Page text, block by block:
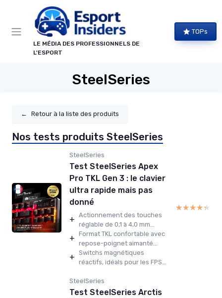
LE MÉDIA DES PROFESSIONNELS DE
L'ESPORT
TOPs
SteelSeries
← Retour à la liste des produits
Nos tests produits SteelSeries
SteelSeries
Test SteelSeries Apex
Pro TKL Gen 3 : le clavier
ultra rapide mais pas
donné
+ Actionnement des touches
réglable de 0,1 à 4,0 mm...
+ Format TKL confortable avec
repose-poignet aimanté...
+ Switchs magnétiques
réactifs, idéals pour les FPS...
★★★★★
★★★★★
SteelSeries
Test SteelSeries Arctis
Panneau de gestion des cookies